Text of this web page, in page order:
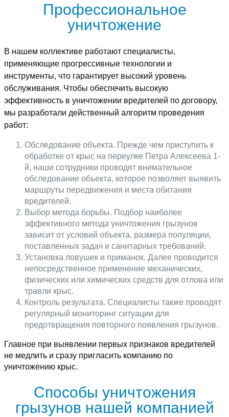
Профессиональное
уничтожение
В нашем коллективе работают специалисты,
применяющие прогрессивные технологии и
инструменты, что гарантирует высокий уровень
обслуживания. Чтобы обеспечить высокую
эффективность в уничтожении вредителей по договору,
мы разработали действенный алгоритм проведения
работ:
Обследование объекта. Прежде чем приступить к
обработке от крыс на переулке Петра Алексеева 1-
й, наши сотрудники проводят внимательное
обследование объекта, которое позволяет выявить
маршруты передвижения и места обитания
вредителей.
Выбор метода борьбы. Подбор наиболее
эффективного метода уничтожения грызунов
зависит от условий объекта, размера популяции,
поставленных задач и санитарных требований.
Установка ловушек и приманок. Далее проводится
непосредственное применение механических,
физических или химических средств для отлова или
травли крыс.
Контроль результата. Специалисты также проводят
регулярный мониторинг ситуации для
предотвращения повторного появления грызунов.
Главное при выявлении первых признаков вредителей
не медлить и сразу пригласить компанию по
уничтожению крыс.
Способы уничтожения
грызунов нашей компанией